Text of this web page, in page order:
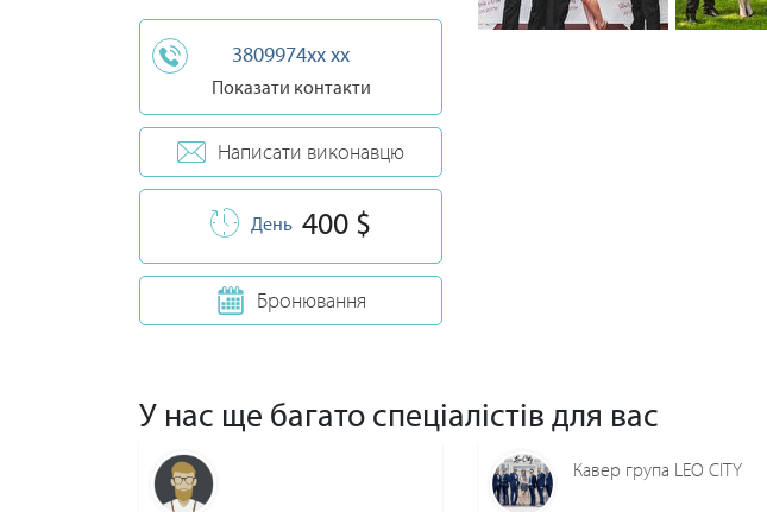
3809974xx xx
Показати контакти
Написати виконавцю
День 400 $
Бронювання
У нас ще багато спеціалістів для вас
Кавер група LEO CITY